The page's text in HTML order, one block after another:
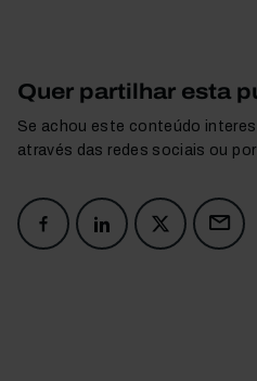
Quer partilhar esta
Se achou este conteúdo
através das redes sociais ou por